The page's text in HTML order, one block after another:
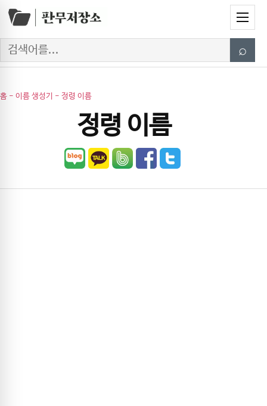
Skip to content
Menu
Search ⌕
홈 - 이름 생성기 - 정령 이름
정령 이름